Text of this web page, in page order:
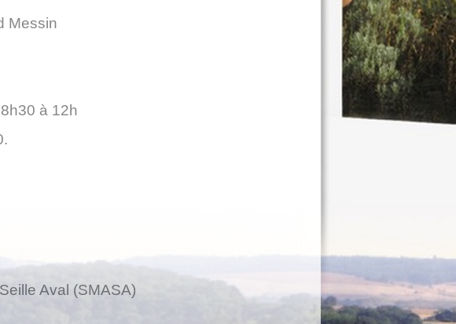
Messin
à 12h
Aval (SMASA)